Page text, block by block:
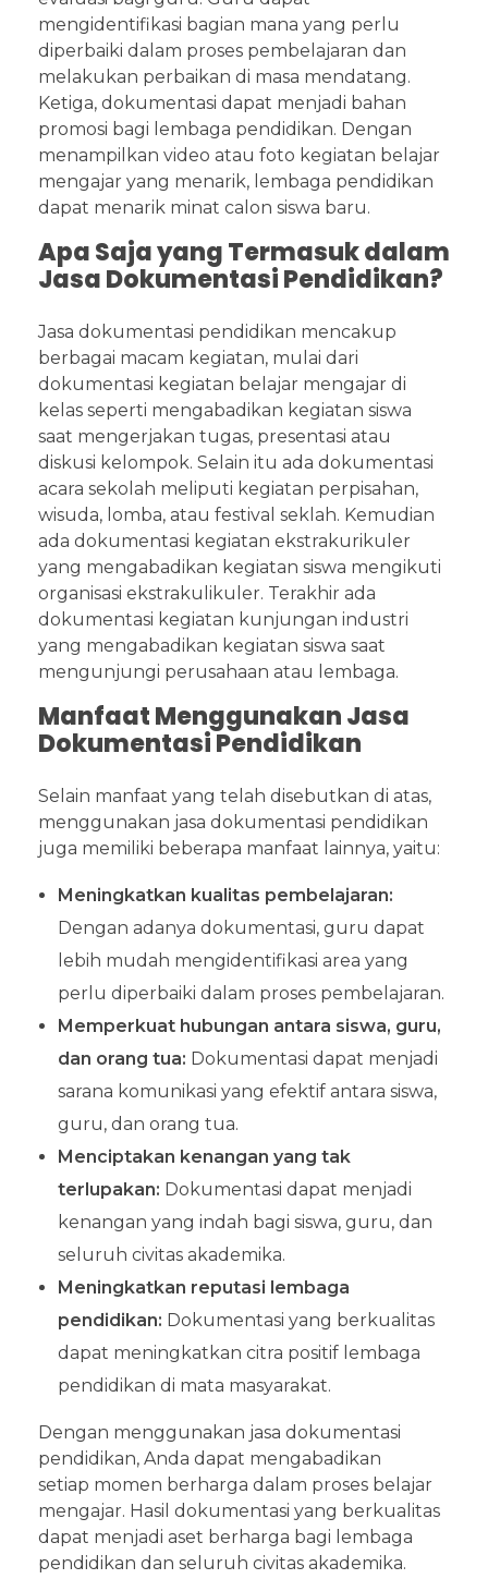
mengidentifikasi bagian mana yang perlu
diperbaiki dalam proses pembelajaran dan
melakukan perbaikan di masa mendatang.
Ketiga, dokumentasi dapat menjadi bahan
promosi bagi lembaga pendidikan. Dengan
menampilkan video atau foto kegiatan belajar
mengajar yang menarik, lembaga pendidikan
dapat menarik minat calon siswa baru.
Apa Saja yang Termasuk dalam
Jasa Dokumentasi Pendidikan?
Jasa dokumentasi pendidikan mencakup
berbagai macam kegiatan, mulai dari
dokumentasi kegiatan belajar mengajar di
kelas seperti mengabadikan kegiatan siswa
saat mengerjakan tugas, presentasi atau
diskusi kelompok. Selain itu ada dokumentasi
acara sekolah meliputi kegiatan perpisahan,
wisuda, lomba, atau festival seklah. Kemudian
ada dokumentasi kegiatan ekstrakurikuler
yang mengabadikan kegiatan siswa mengikuti
organisasi ekstrakulikuler. Terakhir ada
dokumentasi kegiatan kunjungan industri
yang mengabadikan kegiatan siswa saat
mengunjungi perusahaan atau lembaga.
Manfaat Menggunakan Jasa
Dokumentasi Pendidikan
Selain manfaat yang telah disebutkan di atas,
menggunakan jasa dokumentasi pendidikan
juga memiliki beberapa manfaat lainnya, yaitu:
Meningkatkan kualitas pembelajaran:
Dengan adanya dokumentasi, guru dapat
lebih mudah mengidentifikasi area yang
perlu diperbaiki dalam proses pembelajaran.
Memperkuat hubungan antara siswa, guru,
dan orang tua: Dokumentasi dapat menjadi
sarana komunikasi yang efektif antara siswa,
guru, dan orang tua.
Menciptakan kenangan yang tak
terlupakan: Dokumentasi dapat menjadi
kenangan yang indah bagi siswa, guru, dan
seluruh civitas akademika.
Meningkatkan reputasi lembaga
pendidikan: Dokumentasi yang berkualitas
dapat meningkatkan citra positif lembaga
pendidikan di mata masyarakat.
Dengan menggunakan jasa dokumentasi
pendidikan, Anda dapat mengabadikan
setiap momen berharga dalam proses belajar
mengajar. Hasil dokumentasi yang berkualitas
dapat menjadi aset berharga bagi lembaga
pendidikan dan seluruh civitas akademika.